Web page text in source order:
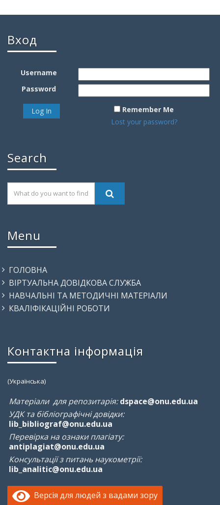
Вход
Username
Password
Remember Me
Lost your password?
Search
Menu
ГОЛОВНА
ВІРТУАЛЬНА ДОВІДКОВА СЛУЖБА
НАВЧАЛЬНІ ТА МЕТОДИЧНІ МАТЕРІАЛИ
КВАЛІФІКАЦІЙНІ РОБОТИ
Контактна інформація
(Українська)
Матеріали для репозитарія: dspace@onu.edu.ua
УДК та бібліографічні довідки:
lib_bibliograf@onu.edu.ua
Перевірка на ознаки плагіату:
antiplagiat@onu.edu.ua
Консультації з питань наукометрії:
lib_analitic@onu.edu.ua
Версія для людей з вадами зору